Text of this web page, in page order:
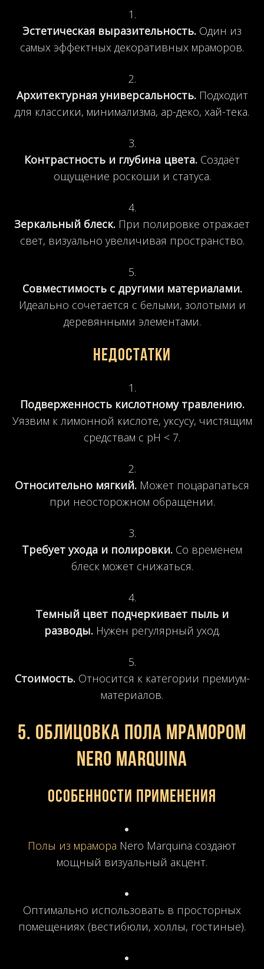
Эстетическая выразительность. Один из
самых эффектных декоративных мраморов.
Архитектурная универсальность.Подходит
для классики, минимализма, ар-деко, хай-тека.
Контрастность и глубина цвета. Создаёт
ощущение роскоши и статуса.
Зеркальный блеск. При полировке отражает
свет, визуально увеличивая пространство.
Совместимость с другими материалами.
Идеально сочетается с белыми, золотыми и
деревянными элементами.
Недостатки
Подверженность кислотному травлению.
Уязвим к лимонной кислоте, уксусу, чистящим
средствам с pH < 7.
Относительно мягкий. Может поцарапаться
при неосторожном обращении.
Требует ухода и полировки. Со временем
блеск может снижаться.
Темный цвет подчеркивает пыль и
разводы.Нужен регулярный уход.
Стоимость.Относится к категории премиум-
материалов.
5. Облицовка пола мрамором
Nero Marquina
Особенности применения
Полы из мрамора Nero Marquina создают
мощный визуальный акцент.
Оптимально использовать в просторных
помещениях (вестибюли, холлы, гостиные).